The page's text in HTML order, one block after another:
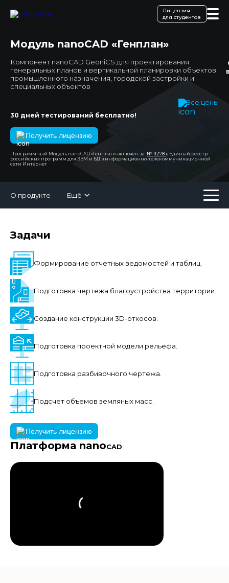
Лицензия
для студентов
Модуль nanoCAD «Генплан»
Компонент nanoCAD GeoniCS для проектирования
генеральных планов и вертикальной планировки объектов
промышленного назначения, городской застройки и
специальных объектов
Все цены
30 дней тестирований бесплатно!
Получить лицензию
Программный Модуль nanoCAD «Генплан» включен за № 11278 в Единый реестр
российских программ для ЭВМ и БД в информационно-телекоммуникационной
сети Интернет
О продукте Ещё
Задачи
Формирование отчетных ведомостей и таблиц.
Подготовка чертежа благоустройства территории.
Создание конструкции 3D-откосов.
Подготовка проектной модели рельефа.
Подготовка разбивочного чертежа.
Подсчет объемов земляных масс.
Получить лицензию
Платформа nanoCAD